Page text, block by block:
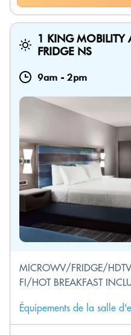
1 KING MOBILITY
FRIDGE NS
9am - 2pm
MICROWV/FRIDGE/
FI/HOT BREAKFAST
Équipements de la salle